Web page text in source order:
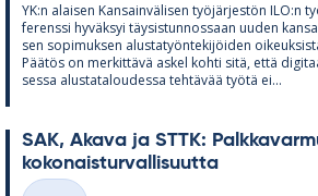
YK:n alai­sen Kan­sain­vä­li­sen työ­jär­jes­tön ILO:n
fe­renssi hy­väk­syi täy­sis­tun­nos­saan uu­den
sen so­pi­muk­sen alus­ta­työn­te­ki­jöi­den
Pää­tös on mer­kit­tävä as­kel kohti sitä, että
sessa alus­ta­ta­lou­dessa teh­tä­vää työtä ei...
SAK, Akava ja STTK:
ko­ko­nais­tur­val­li­suutta